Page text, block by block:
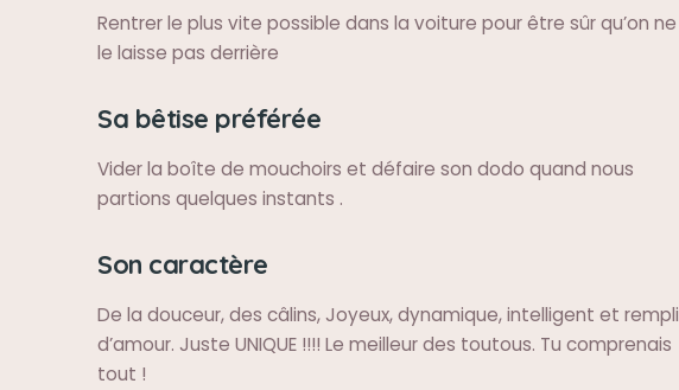
Rentrer le plus vite possible dans la voiture pour être sûr qu’on ne
le laisse pas derrière
Sa bêtise préférée
Vider la boîte de mouchoirs et défaire son dodo quand nous
partions quelques instants .
Son caractère
De la douceur, des câlins, Joyeux, dynamique, intelligent et rempli
d’amour. Juste UNIQUE !!!! Le meilleur des toutous. Tu comprenais
tout !